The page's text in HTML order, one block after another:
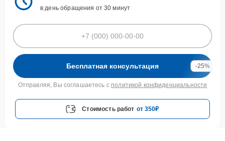
в день обращения от 30 минут
Бесплатная консультация -25%
Отправляя, Вы соглашаетесь с политикой конфиденциальности
Стоимость работ от 350₽